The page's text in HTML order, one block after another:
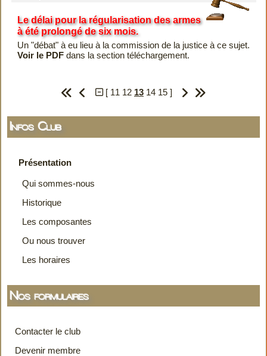
Infos Club
Présentation
Qui sommes-nous
Historique
Les composantes
Ou nous trouver
Les horaires
Nos formulaires
Contacter le club
Devenir membre
Le délai pour la régularisation des armes
à été prolongé de six mois.
Un "débat" à eu lieu à la commission de la justice à ce sujet.
Voir le PDFdans la section téléchargement.
[ 11 12 13 14 15 ]